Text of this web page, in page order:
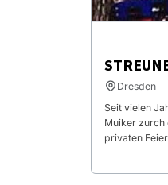
Dresden
Seit vielen
Muiker zurch
privaten